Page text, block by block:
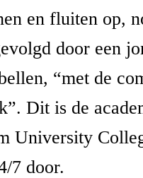
en fluiten op,
door een
“met de
Dit is de
University
7 door.